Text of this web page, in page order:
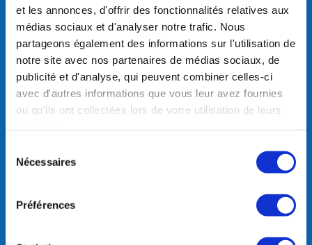
et les annonces, d'offrir des fonctionnalités relatives aux
médias sociaux et d'analyser notre trafic. Nous
partageons également des informations sur l'utilisation de
notre site avec nos partenaires de médias sociaux, de
publicité et d'analyse, qui peuvent combiner celles-ci
avec d'autres informations que vous leur avez fournies
ou qu'ils ont collectées lors de votre utilisation de leurs
Nécessaires
Préférences
Bureau ouvert du 01 décembre au
30 avril:
LUNDI – MARDI – JEUDI – VENDREDI:
Bureau fermé du 01 mai au 30
novembre:
12h00 et 14h00-17h00
SOUTIENS TON CLUB DES